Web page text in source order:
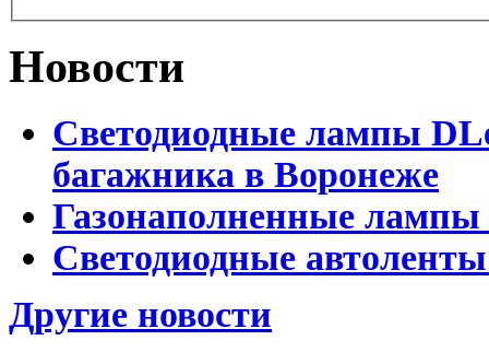
Новости
Светодиодные лампы
багажника в Воронеже
Газонаполненные
Светодиодные
Другие новости